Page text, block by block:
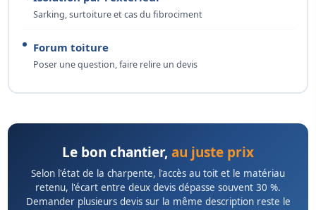
Sarking, surtoiture et cas du fibrociment
Forum toiture
Poser une question, faire relire un devis
Le bon chantier,au juste prix
Selon l'état de la charpente, l'accès au toit et le matériau
retenu, l'écart entre deux devis dépasse souvent 30 %.
Demander plusieurs devis sur la même description reste le